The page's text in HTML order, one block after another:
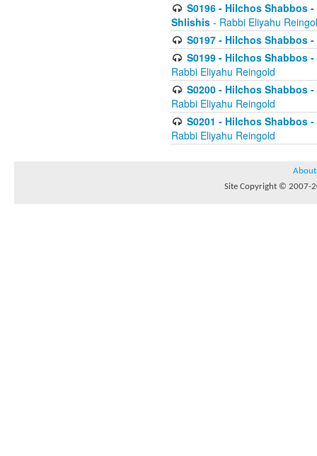
S0196 - Hilchos Shabbos
Shlishis - Rabbi Eliyahu
S0197 - Hilchos Shabbos
S0199 - Hilchos Shabbos
Rabbi Eliyahu Reingold
S0200 - Hilchos Shabbos
Rabbi Eliyahu Reingold
S0201 - Hilchos Shabbos
Rabbi Eliyahu Reingold
About
Site Copyright © 2007-